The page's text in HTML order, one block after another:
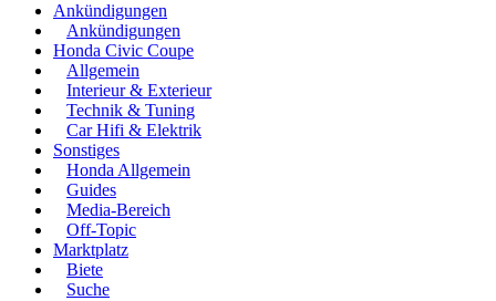
Ankündigungen
Ankündigungen
Honda Civic Coupe
Allgemein
Interieur & Exterieur
Technik & Tuning
Car Hifi & Elektrik
Sonstiges
Honda Allgemein
Guides
Media-Bereich
Off-Topic
Marktplatz
Biete
Suche